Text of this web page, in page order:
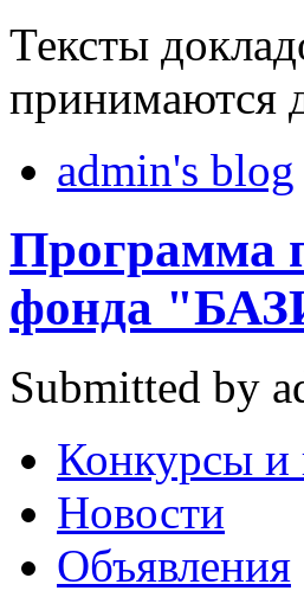
Тексты
принимаются
admin's blog
Программа
фонда
Submitted by
Конкурсы и
Новости
Объявления